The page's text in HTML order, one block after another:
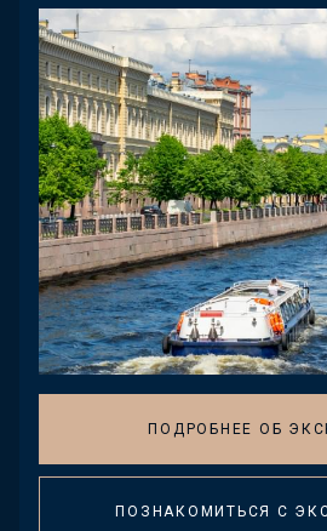
ПОДРОБНЕЕ ОБ
ПОЗНАКОМИТЬСЯ С